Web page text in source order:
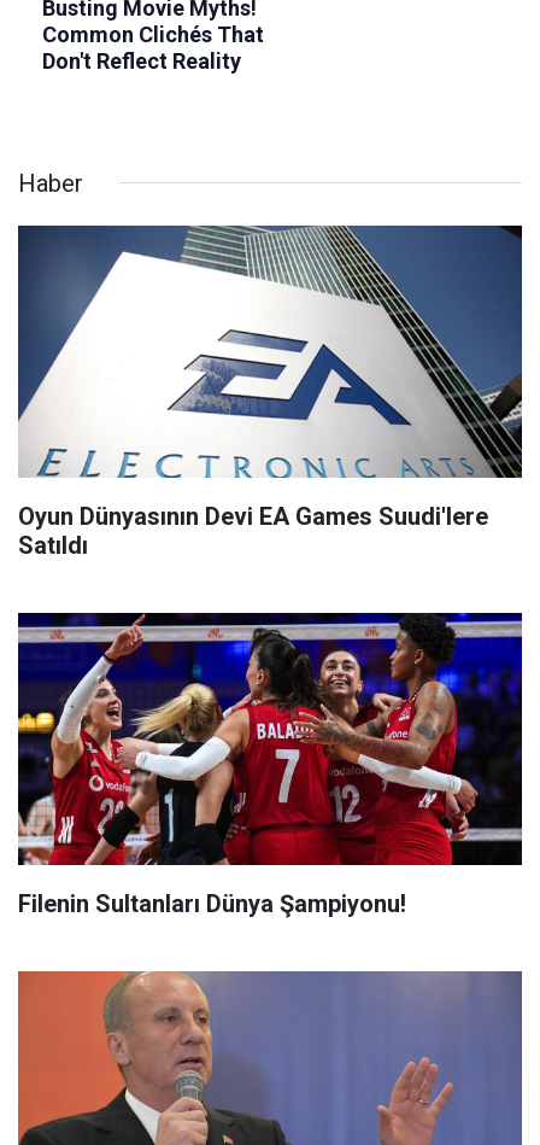
Haber
Oyun Dünyasının Devi EA Games Suudi'lere
Satıldı
Filenin Sultanları Dünya Şampiyonu!